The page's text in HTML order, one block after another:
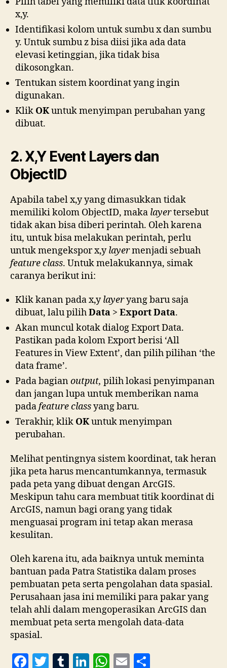
x,y.
Identifikasi kolom untuk sumbu x dan sumbu
y. Untuk sumbu z bisa diisi jika ada data
elevasi ketinggian, jika tidak bisa
dikosongkan.
Tentukan sistem koordinat yang ingin
digunakan.
Klik OKuntuk menyimpan perubahan yang
dibuat.
2. X,Y Event Layers dan
ObjectID
Apabila tabel x,y yang dimasukkan tidak
memiliki kolom ObjectID, maka layertersebut
tidak akan bisa diberi perintah. Oleh karena
itu, untuk bisa melakukan perintah, perlu
untuk mengekspor x,ylayermenjadi sebuah
feature class. Untuk melakukannya, simak
caranya berikut ini:
Klik kanan pada x,ylayeryang baru saja
dibuat, lalu pilihData > Export Data.
Akan muncul kotak dialog Export Data.
Pastikan pada kolom Export berisi ‘All
Features in View Extent’, dan pilih pilihan ‘the
data frame’.
Pada bagianoutput, pilih lokasi penyimpanan
dan jangan lupa untuk memberikan nama
padafeature classyang baru.
Terakhir, klik OKuntuk menyimpan
perubahan.
Melihat pentingnya sistem koordinat, tak heran
jika peta harus mencantumkannya, termasuk
pada peta yang dibuat dengan ArcGIS.
Meskipun tahu cara membuat titik koordinat di
ArcGIS, namun bagi orang yang tidak
menguasai program ini tetap akan merasa
kesulitan.
Oleh karena itu, ada baiknya untuk meminta
bantuan pada Patra Statistika dalam proses
pembuatan peta serta pengolahan data spasial.
Perusahaan jasa ini memiliki para pakar yang
telah ahli dalam mengoperasikan ArcGIS dan
membuat peta serta mengolah data-data
spasial.
F
T
T
Li W E